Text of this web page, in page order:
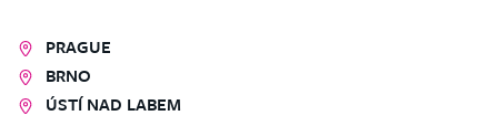
PRAGUE
BRNO
ÚSTÍ NAD LABEM